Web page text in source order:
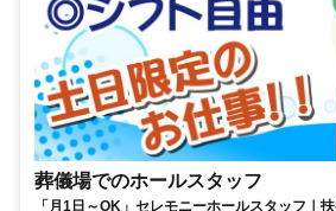
葬儀場でのホールスタッフ
「月1日～OK」セレモニーホールスタッフ｜